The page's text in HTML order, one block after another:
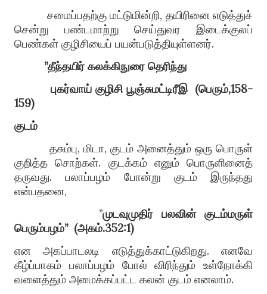
சமைப்பதற்கு மட்டுமின்றி, தயிரினை எடுத்துச்
சென்று பண்டமாற்று செய்துவர இடைக்குலப்
பெண்கள் குழிசியைப் பயன்படுத்தியுள்ளனர்.
”தீந்தயிர் கலக்கிநுரை தெரிந்து
புகர்வாய் குழிசி பூஞ்சுமட்டிரீஇ (பெரும்,158-
159)
குடம்
தசும்பு,மிடா,குடம் அனைத்தும் ஒரு பொருள்
குறித்த சொற்கள். குடக்கம் எனும் பொருளினைத்
தருவது.பலாப்பழம் போன்று குடம் இருந்தது
என்பதனை,
”முடவுமுதிர் பலவின் குடம்மருள்
பெரும்பழம்” (அகம்.352:1)
என அகப்பாடலடி எடுத்துக்காட்டுகிறது.எனவே
கீழ்ப்பாகம் பலாப்பழம் போல் விரிந்தும் உள்நோக்கி
வளைத்தும் அமைக்கப்பட்ட கலன் குடம் எனலாம்.